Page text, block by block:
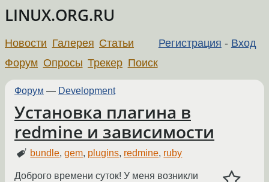
LINUX.ORG.RU
Регистрация - Вход
Новости Галерея Статьи
Форум Опросы Трекер Поиск
Форум — Development
Установка плагина в
redmine и зависимости
bundle,gem, plugins, redmine, ruby
Доброго времени суток! У меня возникли